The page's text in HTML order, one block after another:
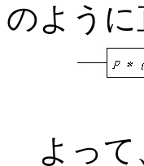
のように
よって